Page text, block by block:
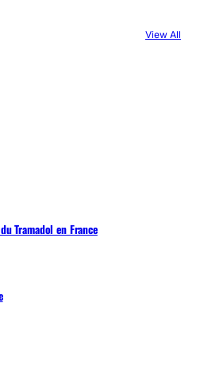
View All
Tramadol en France